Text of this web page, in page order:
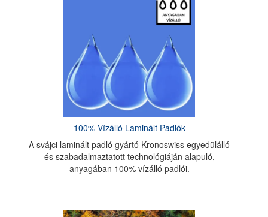
100% Vízálló Laminált Padlók
A svájci laminált padló gyártó Kronoswiss egyedülálló
és szabadalmaztatott technológiáján alapuló,
anyagában 100% vízálló padlói.